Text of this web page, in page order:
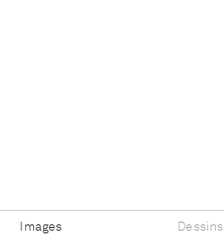
Images Dessins